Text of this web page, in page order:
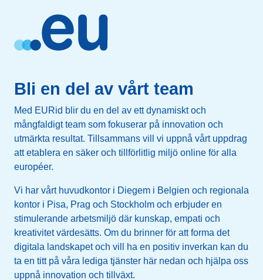
Bli en del av vårt team
Med EURid blir du en del av ett dynamiskt och
mångfaldigt team som fokuserar på innovation och
utmärkta resultat. Tillsammans vill vi uppnå vårt uppdrag
att etablera en säker och tillförlitlig miljö online för alla
européer.
Vi har vårt huvudkontor i Diegem i Belgien och regionala
kontor i Pisa, Prag och Stockholm och erbjuder en
stimulerande arbetsmiljö där kunskap, empati och
kreativitet värdesätts. Om du brinner för att forma det
digitala landskapet och vill ha en positiv inverkan kan du
ta en titt på våra lediga tjänster här nedan och hjälpa oss
uppnå innovation och tillväxt.